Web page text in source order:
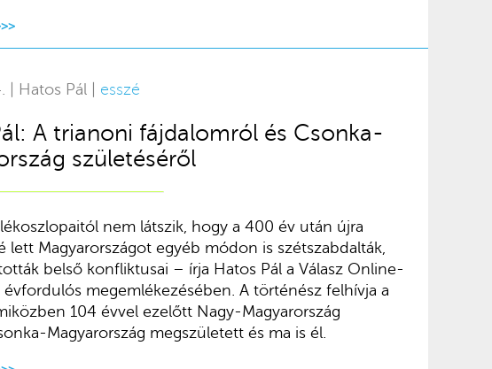
| Hatos Pál | esszé
A trianoni fájdalomról és Csonka-
születéséről
nem látszik, hogy a 400 év után újra
lett Magyarországot egyéb módon is szétszabdalták,
belső konfliktusai – írja Hatos Pál a Válasz Online-
megemlékezésében. A történész felhívja a
104 évvel ezelőtt Nagy-Magyarország
Magyarország megszületett és ma is él.